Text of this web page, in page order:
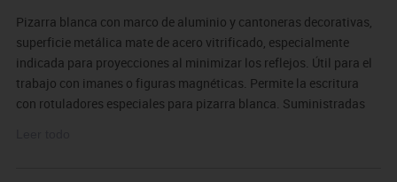
Pizarra blanca con marco de aluminio y cantoneras decorativas,
superficie metálica mate de acero vitrificado, especialmente
indicada para proyecciones al minimizar los reflejos. Útil para el
trabajo con imanes o figuras magnéticas. Permite la escritura
con rotuladores especiales para pizarra blanca. Suministradas